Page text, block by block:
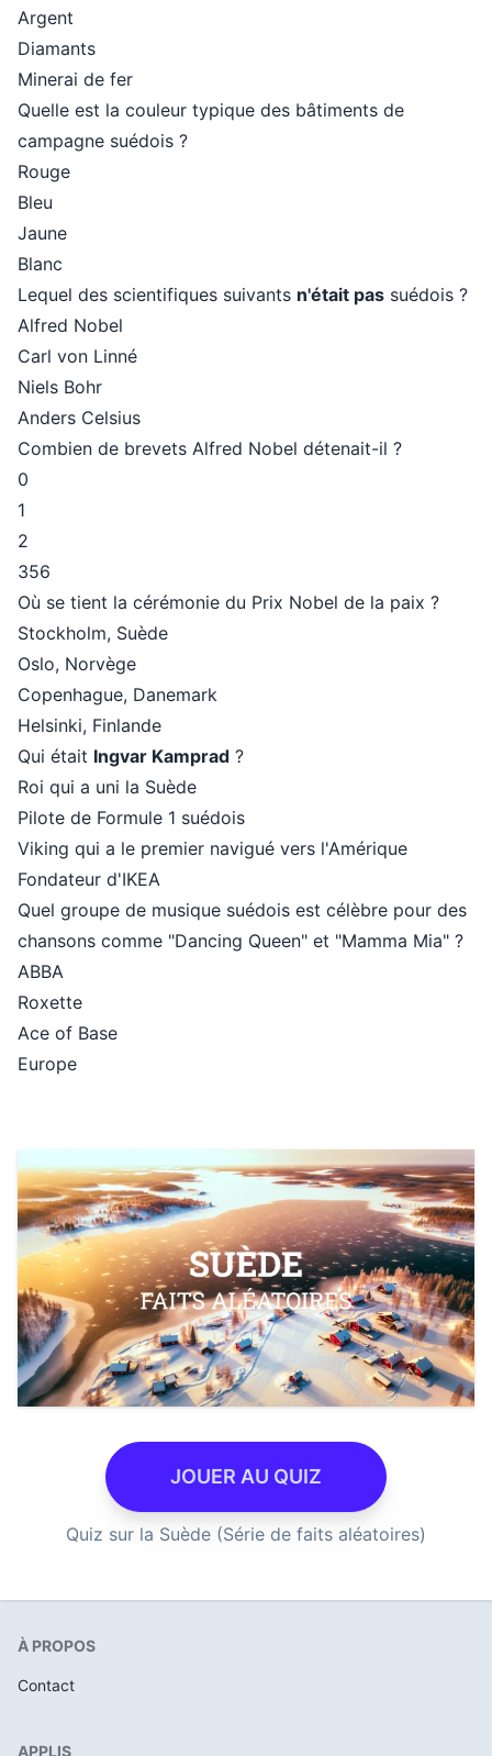
Argent
Diamants
Minerai de fer
Quelle est la couleur typique des bâtiments de
campagne suédois ?
Rouge
Bleu
Jaune
Blanc
Lequel des scientifiques suivants n'était pas suédois ?
Alfred Nobel
Carl von Linné
Niels Bohr
Anders Celsius
Combien de brevets Alfred Nobel détenait-il ?
0
1
2
356
Où se tient la cérémonie du Prix Nobel de la paix ?
Stockholm, Suède
Oslo, Norvège
Copenhague, Danemark
Helsinki, Finlande
Qui était Ingvar Kamprad ?
Roi qui a uni la Suède
Pilote de Formule 1 suédois
Viking qui a le premier navigué vers l'Amérique
Fondateur d'IKEA
Quel groupe de musique suédois est célèbre pour des
chansons comme "Dancing Queen" et "Mamma Mia" ?
ABBA
Roxette
Ace of Base
Europe
JOUER AU QUIZ
Quiz sur la Suède (Série de faits aléatoires)
À PROPOS
Contact
APPLIS